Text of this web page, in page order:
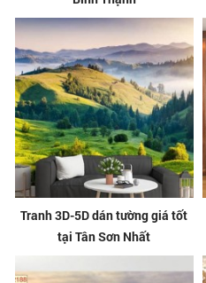
Tranh 3D-5D dán tường giá tốt
tại Tân Sơn Nhất